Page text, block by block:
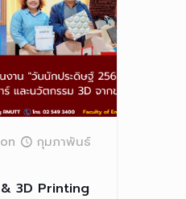
on
กุมภาพันธ์
3D Printing